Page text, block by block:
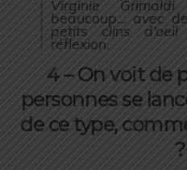
Virginie Grimaldi
beaucoup… avec
petits clins
réflexion.
4 – On voit de
personnes se
de ce type,
?